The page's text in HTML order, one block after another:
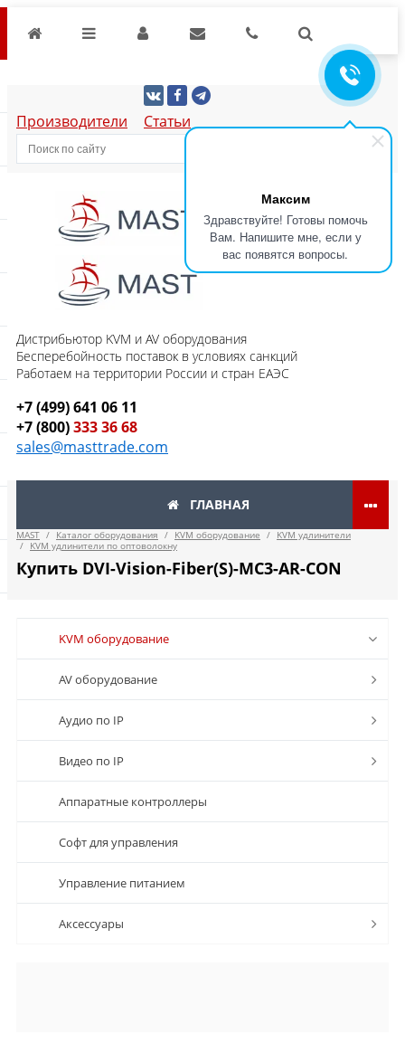
Максим
Здравствуйте! Готовы помочь
Вам. Напишите мне, если у
вас появятся вопросы.
Производители Статьи
Дистрибьютор KVM и AV оборудования
Бесперебойность поставок в условиях санкций
Работаем на территории России и стран ЕАЭС
+7 (499) 641 06 11
+7 (800)333 36 68
sales@masttrade.com
ГЛАВНАЯ
MAST / Каталог оборудования / KVM оборудование /
KVM удлинители
/
KVM удлинители по оптоволокну
Купить DVI-Vision-Fiber(S)-MC3-AR-CON
KVM оборудование
AV оборудование
Аудио по IP
Видео по IP
Аппаратные контроллеры
Софт для управления
Управление питанием
Аксессуары